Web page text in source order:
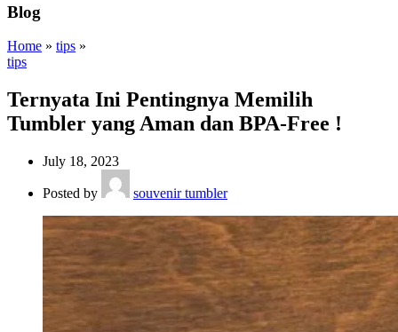
Blog
Home » tips »
tips
Ternyata Ini Pentingnya Memilih
Tumbler yang Aman dan BPA-Free !
July 18, 2023
Posted by souvenir tumbler